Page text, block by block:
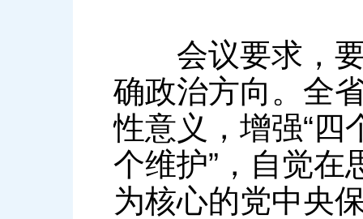
会议要求，要
确政治方向。全
性意义，增强“四
个维护”，自觉在
为核心的党中央